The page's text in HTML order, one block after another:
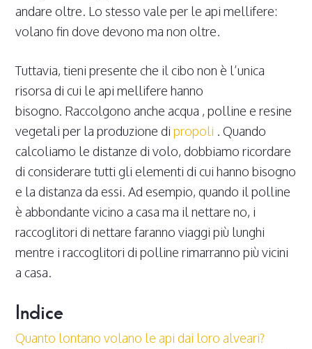
andare oltre. Lo stesso vale per le api mellifere:
volano fin dove devono ma non oltre.
Tuttavia, tieni presente che il cibo non è l’unica
risorsa di cui le api mellifere hanno
bisogno. Raccolgono anche acqua , polline e resine
vegetali per la produzione dipropoli . Quando
calcoliamo le distanze di volo, dobbiamo ricordare
di considerare tutti gli elementi di cui hanno bisogno
e la distanza da essi. Ad esempio, quando il polline
è abbondante vicino a casa ma il nettare no, i
raccoglitori di nettare faranno viaggi più lunghi
mentre i raccoglitori di polline rimarranno più vicini
a casa.
Indice
Quanto lontano volano le api dai loro alveari?